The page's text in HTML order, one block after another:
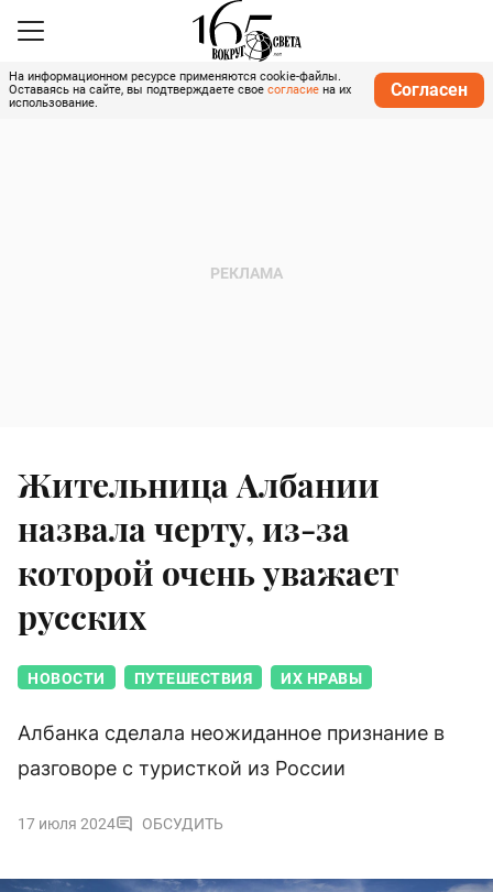
На информационном ресурсе применяются cookie-файлы.
Оставаясь на сайте, вы подтверждаете свое согласие на их
использование.
Согласен
Жительница Албании
назвала черту, из-за
которой очень уважает
русских
НОВОСТИ ПУТЕШЕСТВИЯ ИХ НРАВЫ
Албанка сделала неожиданное признание в
разговоре с туристкой из России
17 июля 2024 ОБСУДИТЬ